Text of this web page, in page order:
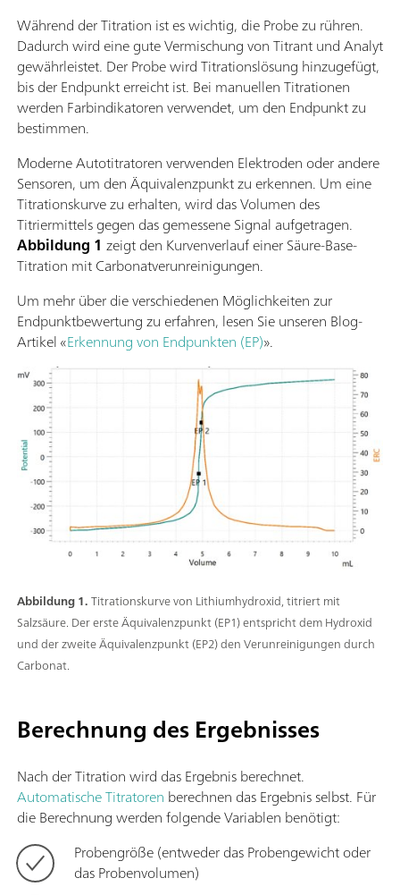
Während der Titration ist es wichtig, die Probe zu rühren.
Dadurch wird eine gute Vermischung von Titrant und Analyt
gewährleistet. Der Probe wird Titrationslösung hinzugefügt,
bis der Endpunkt erreicht ist. Bei manuellen Titrationen
werden Farbindikatoren verwendet, um den Endpunkt zu
bestimmen.
Moderne Autotitratoren verwenden Elektroden oder andere
Sensoren, um den Äquivalenzpunkt zu erkennen. Um eine
Titrationskurve zu erhalten, wird das Volumen des
Titriermittels gegen das gemessene Signal aufgetragen.
Abbildung 1 zeigt den Kurvenverlauf einer Säure-Base-
Titration mit Carbonatverunreinigungen.
Um mehr über die verschiedenen Möglichkeiten zur
Endpunktbewertung zu erfahren, lesen Sie unseren Blog-
Artikel «Erkennung von Endpunkten (EP)».
Abbildung 1.Titrationskurve von Lithiumhydroxid, titriert mit
Salzsäure. Der erste Äquivalenzpunkt (EP1) entspricht dem Hydroxid
und der zweite Äquivalenzpunkt (EP2) den Verunreinigungen durch
Carbonat.
Berechnung des Ergebnisses
Nach der Titration wird das Ergebnis berechnet.
Automatische Titratoren berechnen das Ergebnis selbst. Für
die Berechnung werden folgende Variablen benötigt:
Probengröße (entweder das Probengewicht oder
das Probenvolumen)